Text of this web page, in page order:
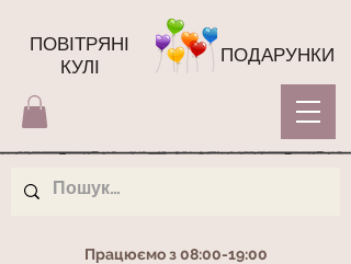
ПОВІТРЯНІ
КУЛІ
ПОДАРУНКИ
Працюємо з 08:00-19:00